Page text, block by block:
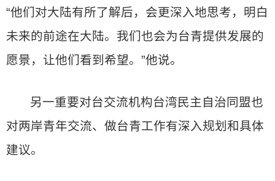
“他们对大陆有所了解后，会更深入地思考，明白
未来的前途在大陆。我们也会为台青提供发展的
愿景，让他们看到希望。”他说。
另一重要对台交流机构台湾民主自治同盟也
对两岸青年交流、做台青工作有深入规划和具体
建议。